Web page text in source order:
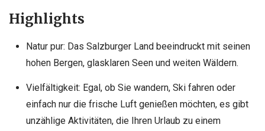
Highlights
Natur pur: Das Salzburger Land beeindruckt mit seinen
hohen Bergen, glasklaren Seen und weiten Wäldern.
Vielfältigkeit: Egal, ob Sie wandern, Ski fahren oder
einfach nur die frische Luft genießen möchten, es gibt
unzählige Aktivitäten, die Ihren Urlaub zu einem